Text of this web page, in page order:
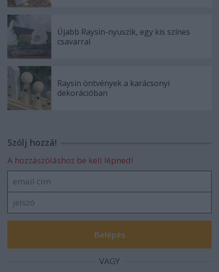
Újabb Raysin-nyuszik, egy kis színes
csavarral
Raysin öntvények a karácsonyi
dekorációban
Szólj hozzá!
A hozzászóláshoz be kell lépned!
VAGY